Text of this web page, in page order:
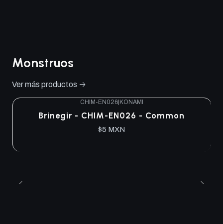
Monstruos
Ver más productos
CHIM-EN026| KONAMI
Brinegir - CHIM-EN026 - Common
$5 MXN